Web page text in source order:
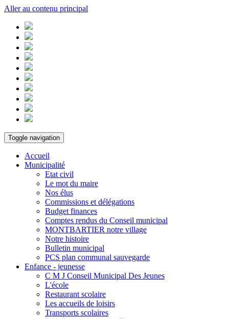
Aller au contenu principal
Toggle navigation
Accueil
Municipalité
Etat civil
Le mot du maire
Nos élus
Commissions et délégations
Budget finances
Comptes rendus du Conseil municipal
MONTBARTIER notre village
Notre histoire
Bulletin municipal
PCS plan communal sauvegarde
Enfance - jeunesse
C M J Conseil Municipal Des Jeunes
L'école
Restaurant scolaire
Les accueils de loisirs
Transports scolaires